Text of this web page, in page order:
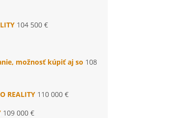
104 500 €
možnosť kúpiť aj so 108
REALITY 110 000 €
109 000 €